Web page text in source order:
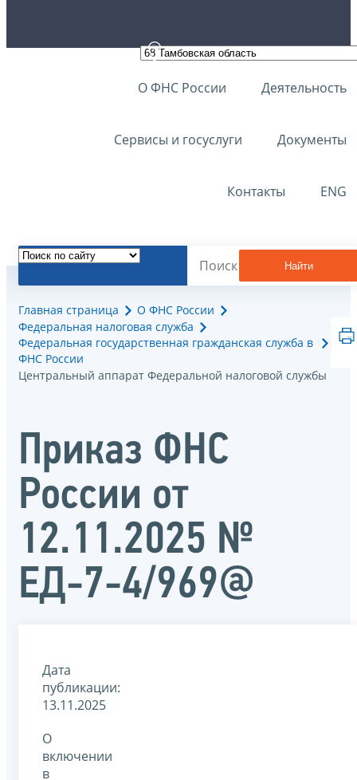
О ФНС России Деятельность
Сервисы и госуслуги Документы
Контакты ENG
Найти
Главная страница
О ФНС России
Федеральная налоговая служба
Федеральная государственная гражданская служба в
ФНС России
Центральный аппарат Федеральной налоговой службы
Приказ ФНС
России от
12.11.2025 №
ЕД-7-4/969@
Дата
публикации:
13.11.2025
О
включении
в